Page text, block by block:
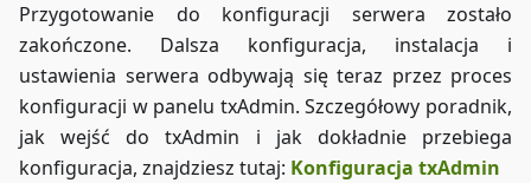
Przygotowanie do konfiguracji serwera zostało
zakończone. Dalsza konfiguracja, instalacja i
ustawienia serwera odbywają się teraz przez proces
konfiguracji w panelu txAdmin. Szczegółowy poradnik,
jak wejść do txAdmin i jak dokładnie przebiega
konfiguracja, znajdziesz tutaj: Konfiguracja txAdmin